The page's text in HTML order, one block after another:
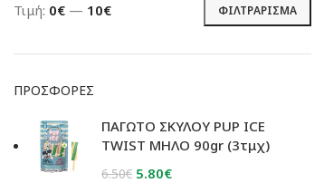
Ελάχιστη
Μέγιστη
ΦΙΛΤΡΆΡΙΣΜΑ
Τιμή: 0€ — 10€
ΠΡΟΣΦΟΡΈΣ
ΠΑΓΩΤΟ ΣΚΥΛΟΥ PUP ICE
TWIST ΜΗΛΟ 90gr (3τμχ)
6.50€ Original
5.80€Η